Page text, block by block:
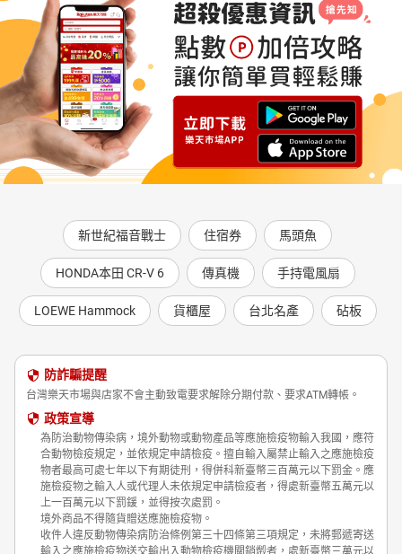
新世紀福音戰士 住宿券 馬頭魚
HONDA本田 CR-V 6 傳真機 手持電風扇
LOEWE Hammock 貨櫃屋 台北名產 砧板
防詐騙提醒
台灣樂天市場與店家不會主動致電要求解除分期付款、要求ATM轉帳。
政策宣導
為防治動物傳染病，境外動物或動物產品等應施檢疫物輸入我國，應符
合動物檢疫規定，並依規定申請檢疫。擅自輸入屬禁止輸入之應施檢疫
物者最高可處七年以下有期徒刑，得併科新臺幣三百萬元以下罰金。應
施檢疫物之輸入人或代理人未依規定申請檢疫者，得處新臺幣五萬元以
上一百萬元以下罰鍰，並得按次處罰。
境外商品不得隨貨贈送應施檢疫物。
收件人違反動物傳染病防治條例第三十四條第三項規定，未將郵遞寄送
輸入之應施檢疫物送交輸出入動物檢疫機關銷燬者，處新臺幣三萬元以